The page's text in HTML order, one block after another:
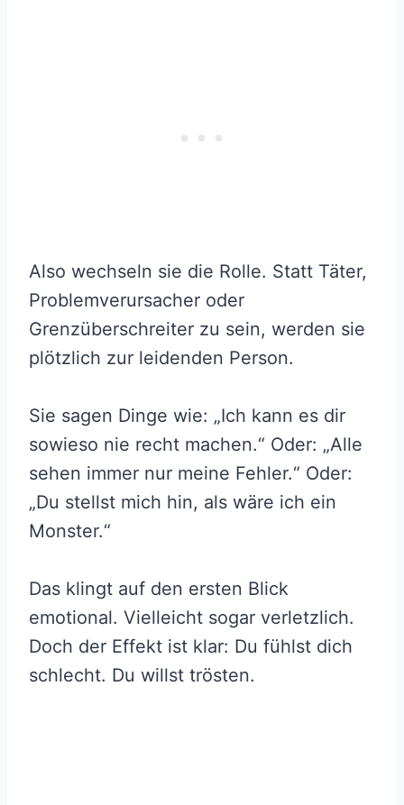
Also wechseln sie die Rolle. Statt Täter,
Problemverursacher oder
Grenzüberschreiter zu sein, werden sie
plötzlich zur leidenden Person.
Sie sagen Dinge wie: „Ich kann es dir
sowieso nie recht machen.“ Oder: „Alle
sehen immer nur meine Fehler.“ Oder:
„Du stellst mich hin, als wäre ich ein
Monster.“
Das klingt auf den ersten Blick
emotional. Vielleicht sogar verletzlich.
Doch der Effekt ist klar: Du fühlst dich
schlecht. Du willst trösten.